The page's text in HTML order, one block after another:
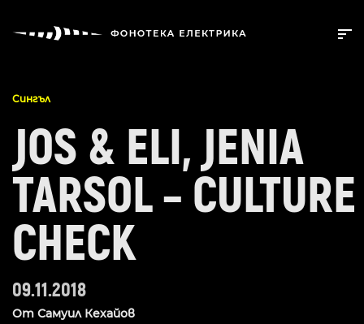
Сингъл
JOS & ELI, JENIA
TARSOL – CULTURE
CHECK
09.11.2018
От Самуил Кехайов